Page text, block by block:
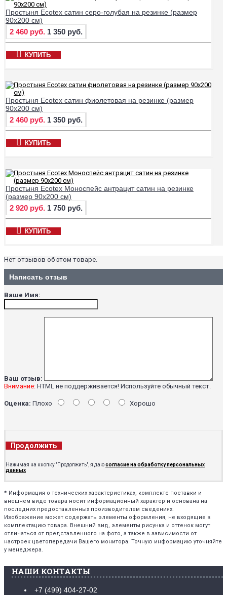
Простыня Ecotex сатин серо-голубая на резинке (размер
90х200 см)
2 460 руб. 1 350 руб.
КУПИТЬ
Простыня Ecotex сатин фиолетовая на резинке (размер
90х200 см)
2 460 руб. 1 350 руб.
КУПИТЬ
Простыня Ecotex Моноспейс антрацит сатин на резинке
(размер 90х200 см)
2 920 руб. 1 750 руб.
КУПИТЬ
Нет отзывов об этом товаре.
Написать отзыв
Ваше Имя:
Ваш отзыв:
Внимание: HTML не поддерживается! Используйте обычный текст.
Оценка: Плохо Хорошо
Продолжить
Нажимая на кнопку "Продолжить", я даюсогласие на обработку персональных
данных
* Информация о технических характеристиках, комплекте поставки и
внешнем виде товара носит информационный характер и основана на
последних предоставленных производителем сведениях.
Изображение может содержать элементы оформления, не входящие в
комплектацию товара. Внешний вид, элементы рисунка и оттенок могут
отличаться от представленного на фото, а также в зависимости от
настроек цветопередачи Вашего монитора. Точную информацию уточняйте
у менеджера.
НАШИ КОНТАКТЫ
+7 (499) 404-27-02